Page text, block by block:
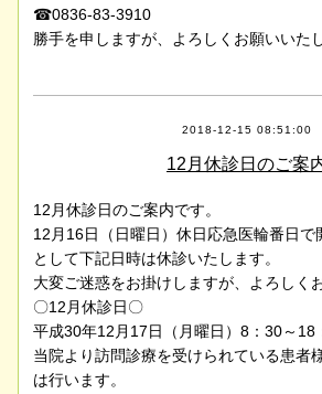
☎0836-83-3910
勝手を申しますが、よろしくお願いいた
2018-12-15 08:51:00
12月休診日のご案
12月休診日のご案内です。
12月16日（日曜日）休日応急医輪番日で
として下記日時は休診いたします。
大変ご迷惑をお掛けしますが、よろしく
〇12月休診日〇
平成30年12月17日（月曜日）8：30～18
当院より訪問診療を受けられている患者
は行います。